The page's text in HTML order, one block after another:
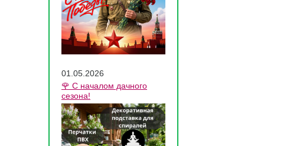
01.05.2026
🌹 С началом дачного
сезона!